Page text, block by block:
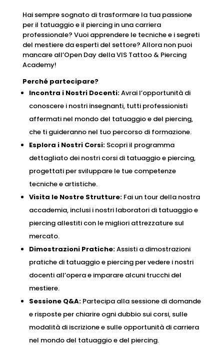
Hai sempre sognato di trasformare la tua passione
per il tatuaggio e il piercing in una carriera
professionale? Vuoi apprendere le tecniche e i segreti
del mestiere da esperti del settore? Allora non puoi
mancare all’Open Day della VIS Tattoo & Piercing
Academy!
Perché partecipare?
Incontra i Nostri Docenti:Avrai l’opportunità di
conoscere i nostri insegnanti, tutti professionisti
affermati nel mondo del tatuaggio e del piercing,
che ti guideranno nel tuo percorso di formazione.
Esplora i Nostri Corsi:Scopri il programma
dettagliato dei nostri corsi di tatuaggio e piercing,
progettati per sviluppare le tue competenze
tecniche e artistiche.
Visita le Nostre Strutture:Fai un tour della nostra
accademia, inclusi i nostri laboratori di tatuaggio e
piercing allestiti con le migliori attrezzature sul
mercato.
Dimostrazioni Pratiche:Assisti a dimostrazioni
pratiche di tatuaggio e piercing per vedere i nostri
docenti all’opera e imparare alcuni trucchi del
mestiere.
Sessione Q&A:Partecipa alla sessione di domande
e risposte per chiarire ogni dubbio sui corsi, sulle
modalità di iscrizione e sulle opportunità di carriera
nel mondo del tatuaggio e del piercing.